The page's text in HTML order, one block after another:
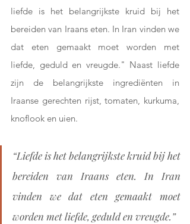
liefde is het belangrijkste kruid bij het
bereiden van Iraans eten. In Iran vinden we
dat eten gemaakt moet worden met
liefde, geduld en vreugde." Naast liefde
zijn de belangrijkste ingrediënten in
Iraanse gerechten rijst, tomaten, kurkuma,
knoflook en uien.
“Liefde is het belangrijkste kruid bij het
bereiden van Iraans eten. In Iran
vinden we dat eten gemaakt moet
worden met liefde, geduld en vreugde.”